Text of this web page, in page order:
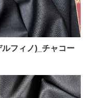
フィノ)_チャコー